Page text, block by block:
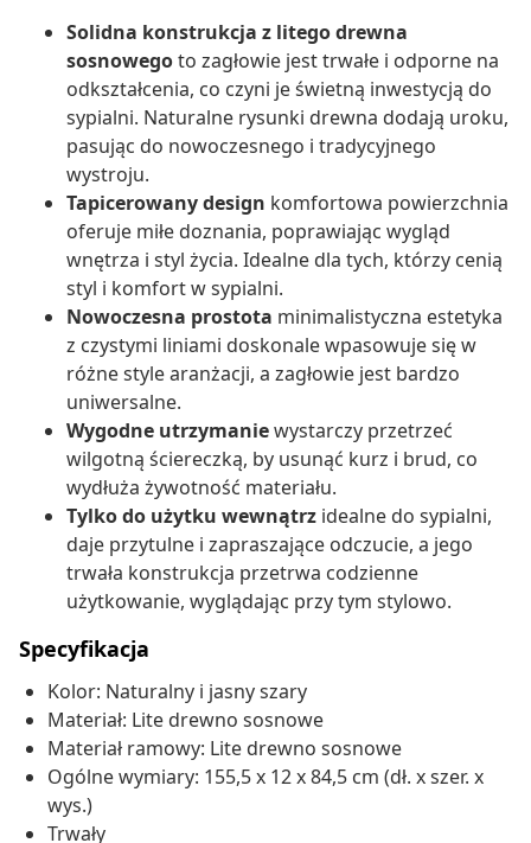
Solidna konstrukcja z litego drewna
sosnowegoto zagłowie jest trwałe i odporne na
odkształcenia, co czyni je świetną inwestycją do
sypialni. Naturalne rysunki drewna dodają uroku,
pasując do nowoczesnego i tradycyjnego
wystroju.
Tapicerowany design komfortowa powierzchnia
oferuje miłe doznania, poprawiając wygląd
wnętrza i styl życia. Idealne dla tych, którzy cenią
styl i komfort w sypialni.
Nowoczesna prostota minimalistyczna estetyka
z czystymi liniami doskonale wpasowuje się w
różne style aranżacji, a zagłowie jest bardzo
uniwersalne.
Wygodne utrzymaniewystarczy przetrzeć
wilgotną ściereczką, by usunąć kurz i brud, co
wydłuża żywotność materiału.
Tylko do użytku wewnątrz idealne do sypialni,
daje przytulne i zapraszające odczucie, a jego
trwała konstrukcja przetrwa codzienne
użytkowanie, wyglądając przy tym stylowo.
Specyfikacja
Kolor: Naturalny i jasny szary
Materiał: Lite drewno sosnowe
Materiał ramowy: Lite drewno sosnowe
Ogólne wymiary: 155,5 x 12 x 84,5 cm (dł. x szer. x
wys.)
Trwały